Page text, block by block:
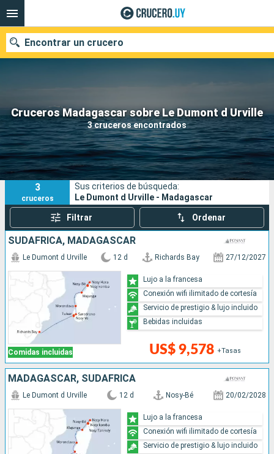
Cruceros Madagascar sobre Le Dumont d Urville
3 cruceros encontrados
Encontrar un crucero
Nuestros destinos
Fecha de salida
Puertos Compañías
Buscar
3
cruceros
Sus criterios de búsqueda:
Le Dumont d Urville - Madagascar
Filtrar Ordenar
SUDAFRICA, MADAGASCAR
Comidas incluidas
Le Dumont d Urville 12 d Richards Bay 27/12/2027
US$ 9,578 +Tasas
Lujo a la francesa
Conexión wifi ilimitado de cortesía
Servicio de prestigio & lujo incluido
Bebidas incluidas
MADAGASCAR, SUDAFRICA
Le Dumont d Urville 12 d Nosy-Bé 20/02/2028
Lujo a la francesa
Conexión wifi ilimitado de cortesía
Servicio de prestigio & lujo incluido